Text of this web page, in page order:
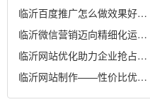
临沂百度推广怎么做效果好…
临沂微信营销迈向精细化运…
临沂网站优化助力企业抢占…
临沂网站制作——性价比优…